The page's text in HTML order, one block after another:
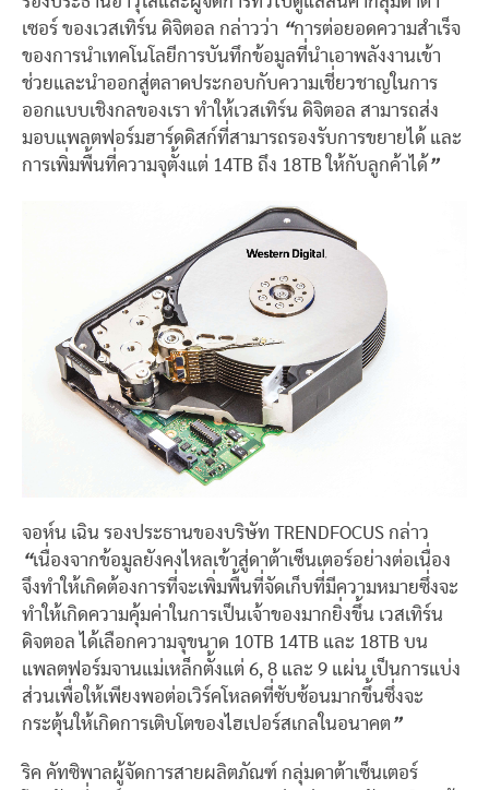
เซอร์ ของเวสเทิร์น ดิจิตอล กล่าวว่า “การต่อยอดความสำเร็จ
ของการนำเทคโนโลยีการบันทึกข้อมูลที่นำเอาพลังงานเข้า
ช่วยและนำออกสู่ตลาดประกอบกับความเชี่ยวชาญในการ
ออกแบบเชิงกลของเรา ทำให้เวสเทิร์น ดิจิตอล สามารถส่ง
มอบแพลตฟอร์มฮาร์ดดิสก์ที่สามารถรองรับการขยายได้ และ
การเพิ่มพื้นที่ความจุตั้งแต่ 14TB ถึง 18TB ให้กับลูกค้าได้ ”
จอห์น เฉิน รองประธานของบริษัท TRENDFOCUS กล่าว
“เนื่องจากข้อมูลยังคงไหลเข้าสู่ดาต้าเซ็นเตอร์อย่างต่อเนื่อง
จึงทำให้เกิดต้องการที่จะเพิ่มพื้นที่จัดเก็บที่มีความหมายซึ่งจะ
ทำให้เกิดความคุ้มค่าในการเป็นเจ้าของมากยิ่งขึ้น เวสเทิร์น
ดิจตอล ได้เลือกความจุขนาด 10TB 14TB และ 18TB บน
แพลตฟอร์มจานแม่เหล็กตั้งแต่ 6, 8 และ 9 แผ่น เป็นการแบ่ง
ส่วนเพื่อให้เพียงพอต่อเวิร์คโหลดที่ซับซ้อนมากขึ้นซึ่งจะ
กระตุ้นให้เกิดการเติบโตของไฮเปอร์สเกลในอนาคต ”
ริค คัทซิพาลผู้จัดการสายผลิตภัณฑ์ กลุ่มดาต้าเซ็นเตอร์